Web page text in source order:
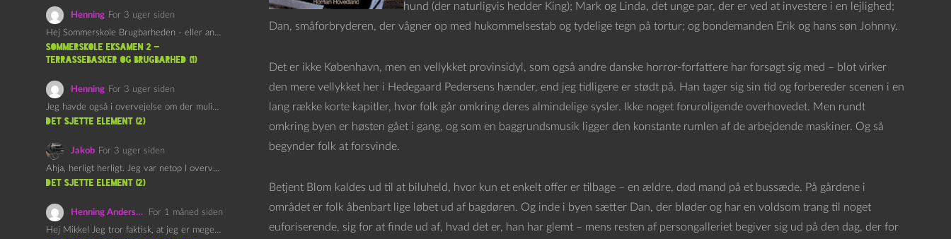
hund (der naturligvis hedder King); Mark og Linda, det unge par, der er ved at investere i en lejlighed;
Dan, småforbryderen, der vågner op med hukommelsestab og tydelige tegn på tortur; og bondemanden Erik og hans søn Johnny.
Det er ikke København, men en vellykket provinsidyl, som også andre danske horror-forfattere har forsøgt sig med – blot virker
den mere vellykket her i Hedegaard Pedersens hænder, end jeg tidligere er stødt på. Han tager sig sin tid og forbereder scenen i en
lang række korte kapitler, hvor folk går omkring deres almindelige sysler. Ikke noget foruroligende overhovedet. Men rundt
omkring byen er høsten gået i gang, og som en baggrundsmusik ligger den konstante rumlen af de arbejdende maskiner. Og så
begynder folk at forsvinde.
Betjent Blom kaldes ud til at biluheld, hvor kun et enkelt offer er tilbage – en ældre, død mand på et bussæde. På gårdene i
området er folk åbenbart lige løbet ud af bagdøren. Og inde i byen sætter Dan, der bløder og har en voldsom trang til noget
euforiserende, sig for at finde ud af, hvad det er, han har glemt – mens resten af persongalleriet begiver sig ud på den dag, der for
Henning For 3 uger siden
Hej Sommerskole Brugbarheden - eller anvendeligheden - af "Øl&Ævl" er…
Sommerskole Eksamen 2 –
Terrassebasker og Brugbarhed (1)
Henning For 3 uger siden
Jeg havde også i overvejelse om der muligvis kunne være…
det sjette element (2)
Jakob For 3 uger siden
Ahja, herligt herligt. Jeg var netop I overvejelser om at…
det sjette element (2)
Henning Andersen
For 1 måned siden
Hej Mikkel Jeg tror faktisk, at jeg er meget enig…